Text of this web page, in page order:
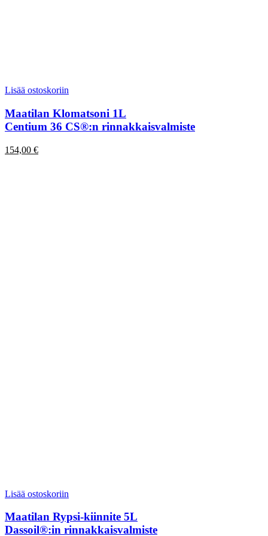
Lisää ostoskoriin
Maatilan Klomatsoni 1L
Centium 36 CS®:n rinnakkaisvalmiste
154,00 €
Lisää ostoskoriin
Maatilan Rypsi-kiinnite 5L
Dassoil®:in rinnakkaisvalmiste